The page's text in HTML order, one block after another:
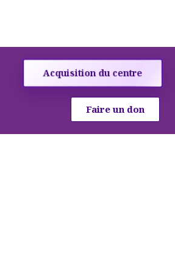
Acquisition du centre
Faire un don